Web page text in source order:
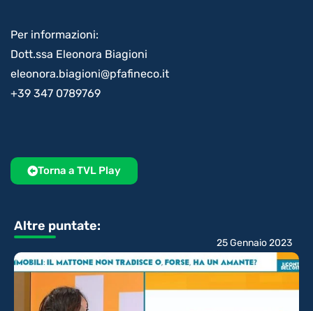
Per informazioni:
Dott.ssa Eleonora Biagioni
eleonora.biagioni@pfafineco.it
+39 347 0789769
Torna a TVL Play
Altre puntate:
25 Gennaio 2023